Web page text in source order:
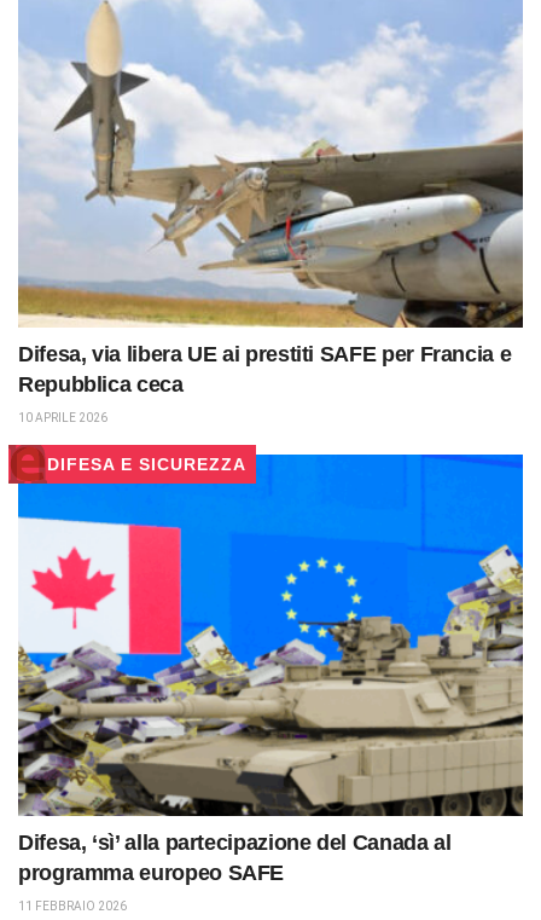
Difesa, via libera UE ai prestiti SAFE per Francia e
Repubblica ceca
10 APRILE 2026
DIFESA E SICUREZZA
Difesa, ‘sì’ alla partecipazione del Canada al
programma europeo SAFE
11 FEBBRAIO 2026